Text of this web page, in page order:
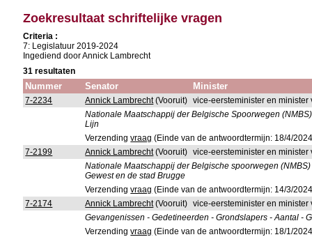
Zoekresultaat schriftelijke vragen
Criteria :
7: Legislatuur 2019-2024
Ingediend door Annick Lambrecht
31 resultaten
Nummer Senator Minister
7-2234 Annick Lambrecht(Vooruit) vice-eersteminister en minister
Nationale Maatschappij der Belgische Spoorwegen
Lijn
Verzendingvraag (Einde van de antwoordtermijn: 18/4/
7-2199
Annick Lambrecht(Vooruit) vice-eersteminister en minister
Nationale Maatschappij der Belgische spoorwegen
Gewest en de stad Brugge
Verzendingvraag (Einde van de antwoordtermijn: 14/3/
7-2174
Annick Lambrecht(Vooruit) vice-eersteminister en
Gevangenissen - Gedetineerden - Grondslapers - Aantal -
Verzendingvraag (Einde van de antwoordtermijn: 18/1/